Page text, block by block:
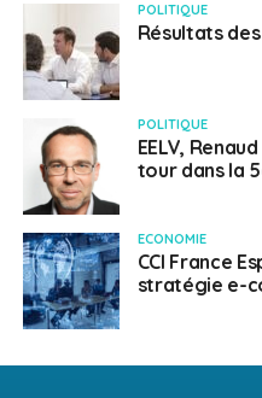
POLITIQUE
Résultats
POLITIQUE
EELV,
tour dans la
ECONOMIE
CCI France
stratégie e-